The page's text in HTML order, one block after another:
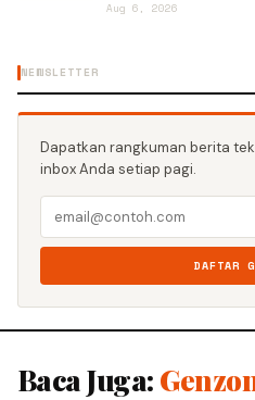
Aug 6, 2026
NEWSLETTER
Dapatkan rangkuman berita
inbox Anda setiap pagi.
DAFTAR
Baca Juga: